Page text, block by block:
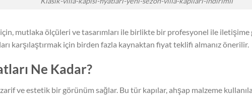
mutlaka ölçüleri ve tasarımları ile birlikte bir profesyonel ile iletişime
karşılaştırmak için birden fazla kaynaktan fiyat teklifi almanız önerilir.
Ne Kadar?
ve estetik bir görünüm sağlar. Bu tür kapılar, ahşap malzeme